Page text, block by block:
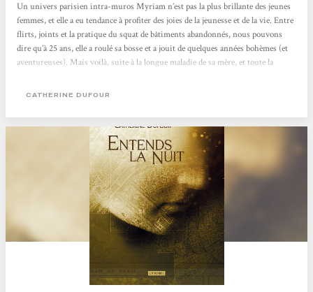
Un univers parisien intra-muros Myriam n’est pas la plus brillante des jeunes
femmes, et elle a eu tendance à profiter des joies de la jeunesse et de la vie. Entre
flirts, joints et la pratique du squat de bâtiments abandonnés, nous pouvons
dire qu’à 25 ans, elle a roulé sa bosse et a jouit de quelques années bohèmes (et
aventureuses). Mais voilà, suite à la longue maladie de sa mère, et toute la
en main : direction La Capitale, La Ville Lumière, Panam dans toute sa
CATHERINE DUFOUR